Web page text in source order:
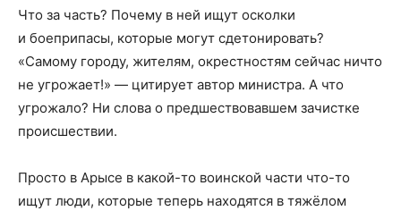
Что за часть? Почему в ней ищут осколки
и боеприпасы, которые могут сдетонировать?
«Самому городу, жителям, окрестностям сейчас ничто
не угрожает!» — цитирует автор министра. А что
угрожало? Ни слова о предшествовавшем зачистке
происшествии.
Просто в Арысе в какой-то воинской части что-то
ищут люди, которые теперь находятся в тяжёлом